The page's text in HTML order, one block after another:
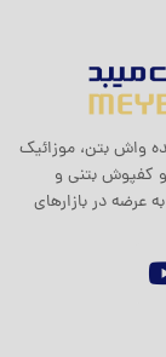
واش بتن، موزائیک
و کفپوش بتنی و
عرضه در بازارهای